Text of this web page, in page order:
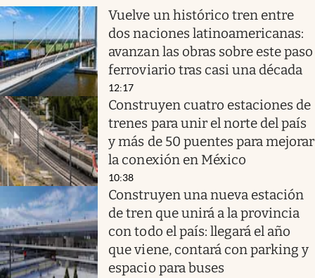
Vuelve un histórico tren entre
dos naciones latinoamericanas:
avanzan las obras sobre este paso
ferroviario tras casi una década
12:17
Construyen cuatro estaciones de
trenes para unir el norte del país
y más de 50 puentes para mejorar
la conexión en México
10:38
Construyen una nueva estación
de tren que unirá a la provincia
con todo el país: llegará el año
que viene, contará con parking y
espacio para buses